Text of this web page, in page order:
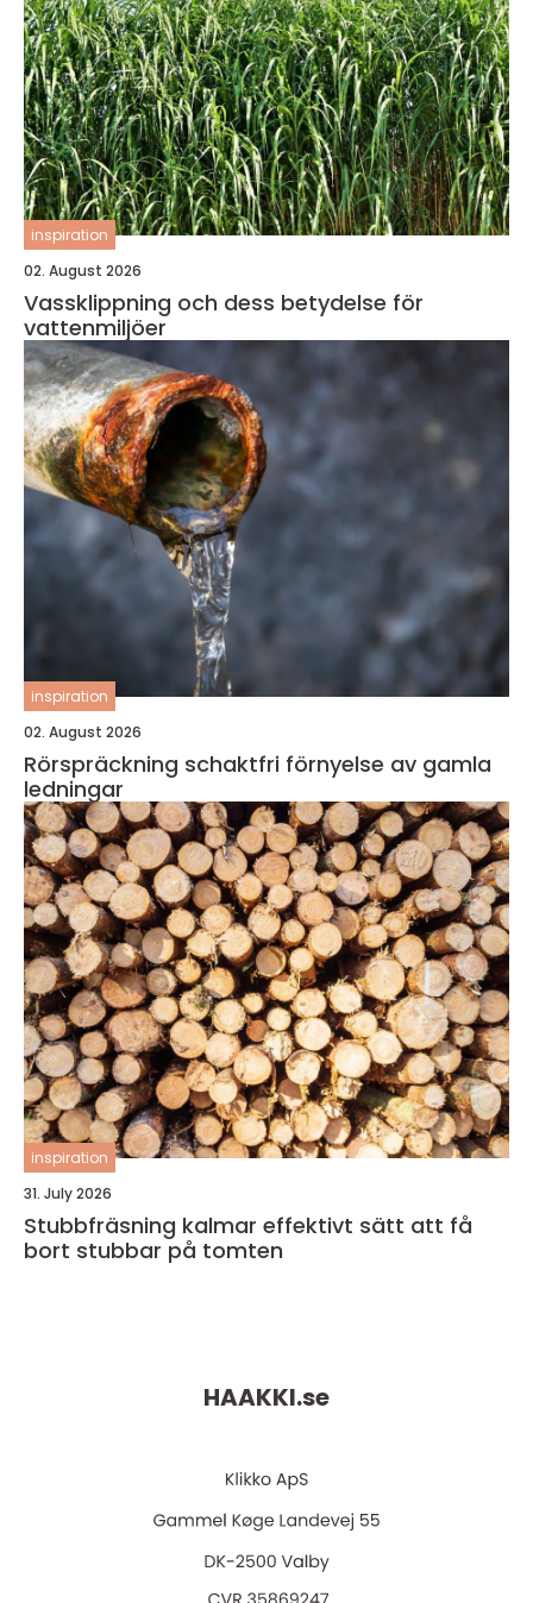
inspiration
02. August 2026
Vassklippning och dess betydelse för
vattenmiljöer
inspiration
02. August 2026
Rörspräckning schaktfri förnyelse av gamla
ledningar
inspiration
31. July 2026
Stubbfräsning kalmar effektivt sätt att få
bort stubbar på tomten
HAAKKI.se